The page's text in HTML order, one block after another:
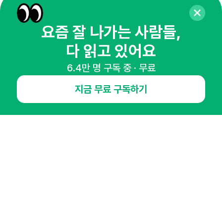
오픈애즈란 공지사항 제휴문의
인사이터 신청
요즘 잘 나가는 사람들,
다 읽고 있어요
6.4만 명 구독 중 · 무료
지금 무료 구독하기